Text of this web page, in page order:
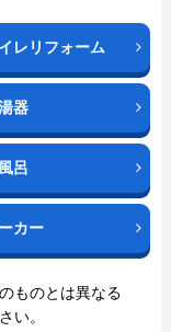
レリフォーム
器
呂
カー
ものとは異なる
い。